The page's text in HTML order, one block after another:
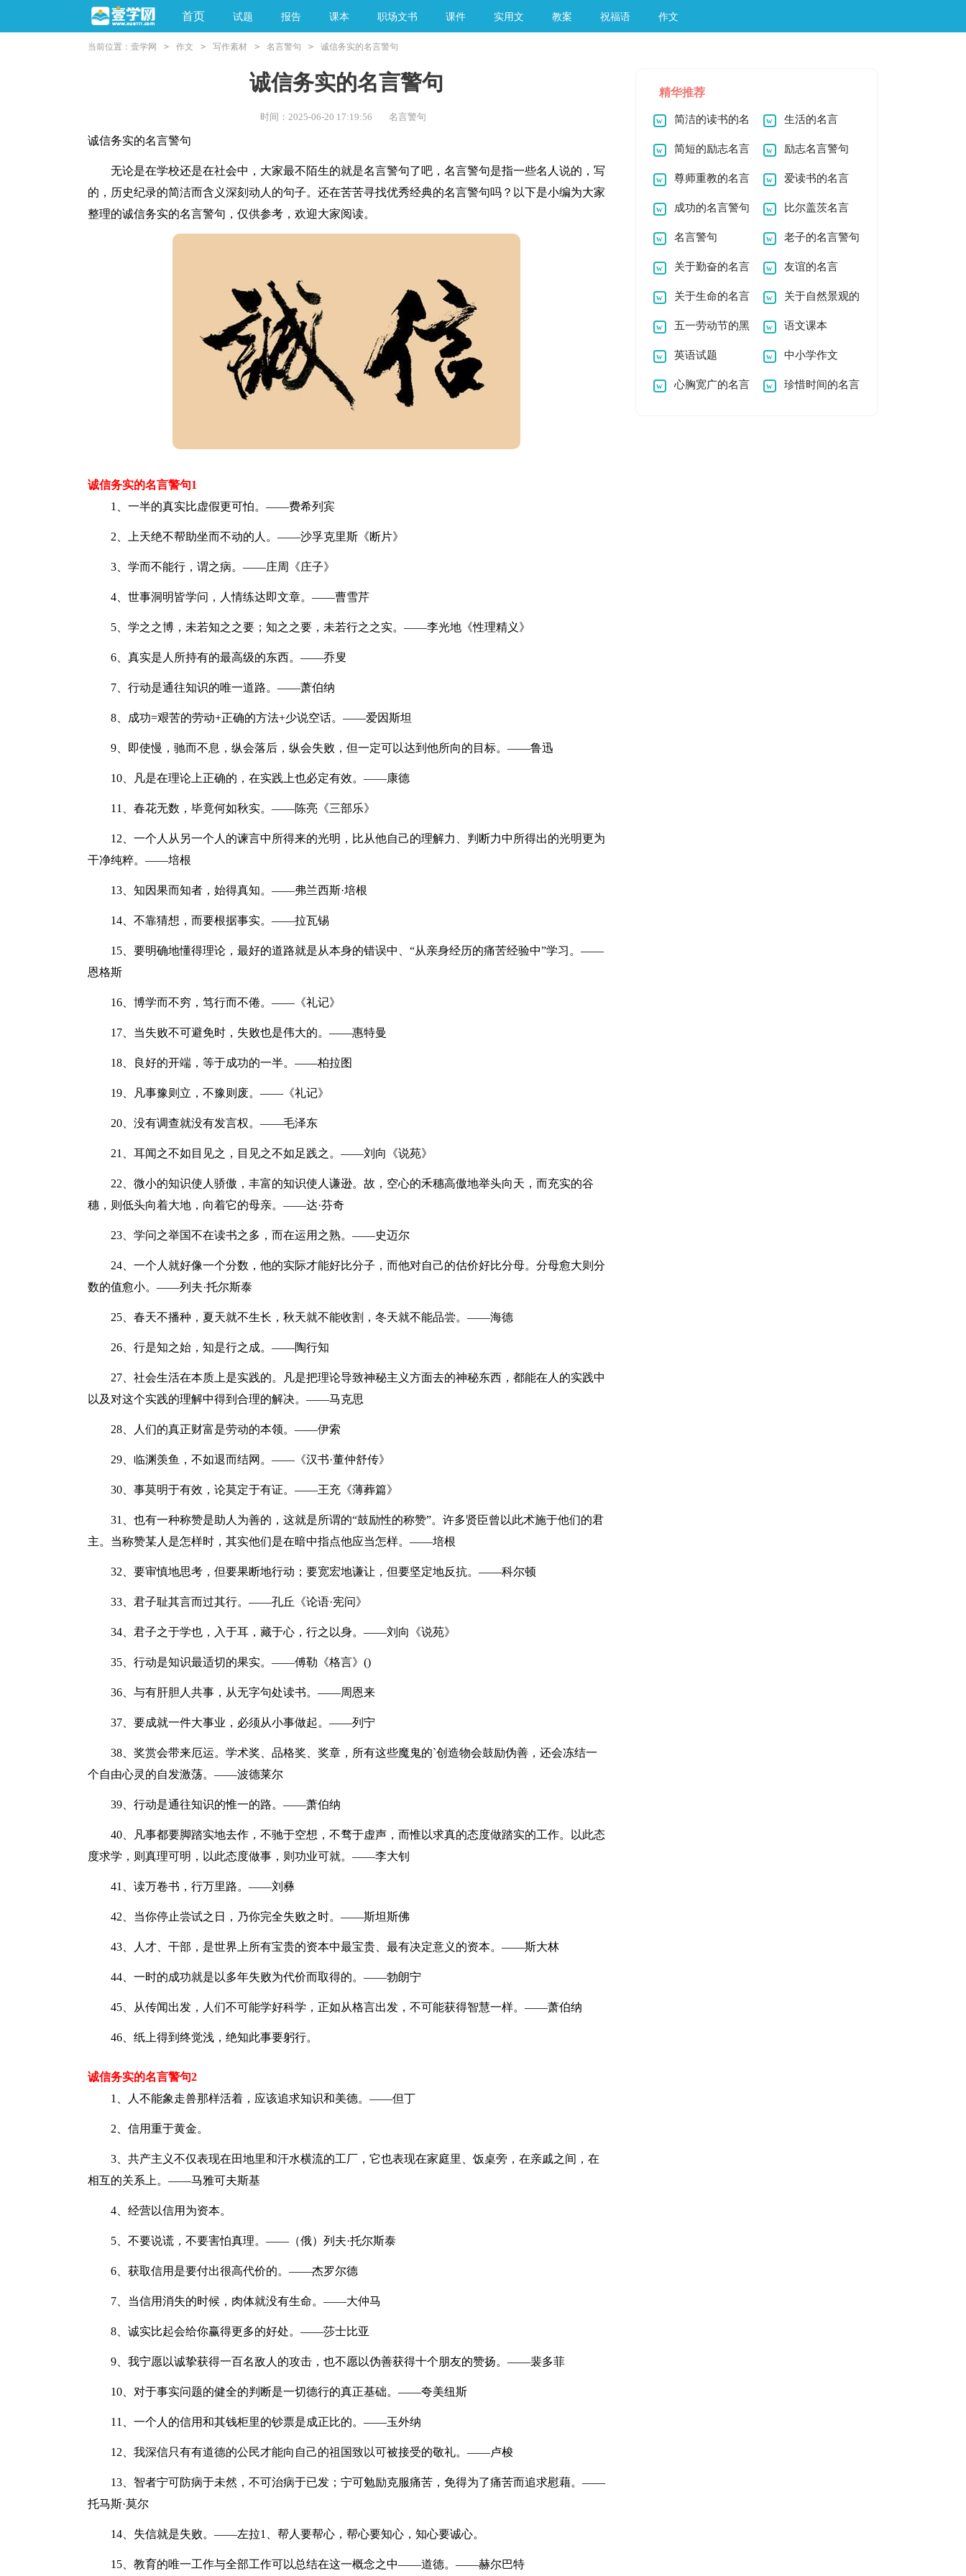
首页 试题 报告 课本 职场文书 课件 实用文 教案 祝福语 作文
阅读理解 亲子教育 手工素材
当前位置： 壹学网 > 作文 > 写作素材 > 名言警句 > 诚信务实的名言警句
诚信务实的名言警句
时间：2025-06-20 17:19:56 名言警句
诚信务实的名言警句
无论是在学校还是在社会中，大家最不陌生的就是名言警句了吧，名言警句是指一些名人说的，写
的，历史纪录的简洁而含义深刻动人的句子。还在苦苦寻找优秀经典的名言警句吗？以下是小编为大家
整理的诚信务实的名言警句，仅供参考，欢迎大家阅读。
诚信务实的名言警句1
1、一半的真实比虚假更可怕。——费希列宾
2、上天绝不帮助坐而不动的人。——沙孚克里斯《断片》
3、学而不能行，谓之病。——庄周《庄子》
4、世事洞明皆学问，人情练达即文章。——曹雪芹
5、学之之博，未若知之之要；知之之要，未若行之之实。——李光地《性理精义》
6、真实是人所持有的最高级的东西。——乔叟
7、行动是通往知识的唯一道路。——萧伯纳
8、成功=艰苦的劳动+正确的方法+少说空话。——爱因斯坦
9、即使慢，驰而不息，纵会落后，纵会失败，但一定可以达到他所向的目标。——鲁迅
10、凡是在理论上正确的，在实践上也必定有效。——康德
11、春花无数，毕竟何如秋实。——陈亮《三部乐》
12、一个人从另一个人的谏言中所得来的光明，比从他自己的理解力、判断力中所得出的光明更为
干净纯粹。——培根
13、知因果而知者，始得真知。——弗兰西斯·培根
14、不靠猜想，而要根据事实。——拉瓦锡
15、要明确地懂得理论，最好的道路就是从本身的错误中、“从亲身经历的痛苦经验中”学习。——
恩格斯
16、博学而不穷，笃行而不倦。——《礼记》
17、当失败不可避免时，失败也是伟大的。——惠特曼
18、良好的开端，等于成功的一半。——柏拉图
19、凡事豫则立，不豫则废。——《礼记》
20、没有调查就没有发言权。——毛泽东
21、耳闻之不如目见之，目见之不如足践之。——刘向《说苑》
22、微小的知识使人骄傲，丰富的知识使人谦逊。故，空心的禾穗高傲地举头向天，而充实的谷
穗，则低头向着大地，向着它的母亲。——达·芬奇
23、学问之举国不在读书之多，而在运用之熟。——史迈尔
24、一个人就好像一个分数，他的实际才能好比分子，而他对自己的估价好比分母。分母愈大则分
数的值愈小。——列夫·托尔斯泰
25、春天不播种，夏天就不生长，秋天就不能收割，冬天就不能品尝。——海德
26、行是知之始，知是行之成。——陶行知
27、社会生活在本质上是实践的。凡是把理论导致神秘主义方面去的神秘东西，都能在人的实践中
以及对这个实践的理解中得到合理的解决。——马克思
28、人们的真正财富是劳动的本领。——伊索
29、临渊羡鱼，不如退而结网。——《汉书·董仲舒传》
30、事莫明于有效，论莫定于有证。——王充《薄葬篇》
31、也有一种称赞是助人为善的，这就是所谓的“鼓励性的称赞”。许多贤臣曾以此术施于他们的君
主。当称赞某人是怎样时，其实他们是在暗中指点他应当怎样。——培根
32、要审慎地思考，但要果断地行动；要宽宏地谦让，但要坚定地反抗。——科尔顿
33、君子耻其言而过其行。——孔丘《论语·宪问》
34、君子之于学也，入于耳，藏于心，行之以身。——刘向《说苑》
35、行动是知识最适切的果实。——傅勒《格言》()
36、与有肝胆人共事，从无字句处读书。——周恩来
37、要成就一件大事业，必须从小事做起。——列宁
38、奖赏会带来厄运。学术奖、品格奖、奖章，所有这些魔鬼的`创造物会鼓励伪善，还会冻结一
个自由心灵的自发激荡。——波德莱尔
39、行动是通往知识的惟一的路。——萧伯纳
40、凡事都要脚踏实地去作，不驰于空想，不骛于虚声，而惟以求真的态度做踏实的工作。以此态
度求学，则真理可明，以此态度做事，则功业可就。——李大钊
41、读万卷书，行万里路。——刘彝
42、当你停止尝试之日，乃你完全失败之时。——斯坦斯佛
43、人才、干部，是世界上所有宝贵的资本中最宝贵、最有决定意义的资本。——斯大林
44、一时的成功就是以多年失败为代价而取得的。——勃朗宁
45、从传闻出发，人们不可能学好科学，正如从格言出发，不可能获得智慧一样。——萧伯纳
46、纸上得到终觉浅，绝知此事要躬行。
诚信务实的名言警句2
1、人不能象走兽那样活着，应该追求知识和美德。——但丁
2、信用重于黄金。
3、共产主义不仅表现在田地里和汗水横流的工厂，它也表现在家庭里、饭桌旁，在亲戚之间，在
相互的关系上。——马雅可夫斯基
4、经营以信用为资本。
5、不要说谎，不要害怕真理。——（俄）列夫·托尔斯泰
6、获取信用是要付出很高代价的。——杰罗尔德
7、当信用消失的时候，肉体就没有生命。——大仲马
8、诚实比起会给你赢得更多的好处。——莎士比亚
9、我宁愿以诚挚获得一百名敌人的攻击，也不愿以伪善获得十个朋友的赞扬。——裴多菲
10、对于事实问题的健全的判断是一切德行的真正基础。——夸美纽斯
11、一个人的信用和其钱柜里的钞票是成正比的。——玉外纳
12、我深信只有有道德的公民才能向自己的祖国致以可被接受的敬礼。——卢梭
13、智者宁可防病于未然，不可治病于已发；宁可勉励克服痛苦，免得为了痛苦而追求慰藉。——
托马斯·莫尔
14、失信就是失败。——左拉1、帮人要帮心，帮心要知心，知心要诚心。
15、教育的唯一工作与全部工作可以总结在这一概念之中——道德。——赫尔巴特
精华推荐
简洁的读书的名
言警句49条
生活的名言
简短的励志名言
警句29条
励志名言警句
尊师重教的名言 爱读书的名言
成功的名言警句 比尔盖茨名言
名言警句 老子的名言警句
关于勤奋的名言
警句
友谊的名言
关于生命的名言 关于自然景观的
作文
五一劳动节的黑
板报
语文课本
英语试题 中小学作文
心胸宽广的名言 珍惜时间的名言